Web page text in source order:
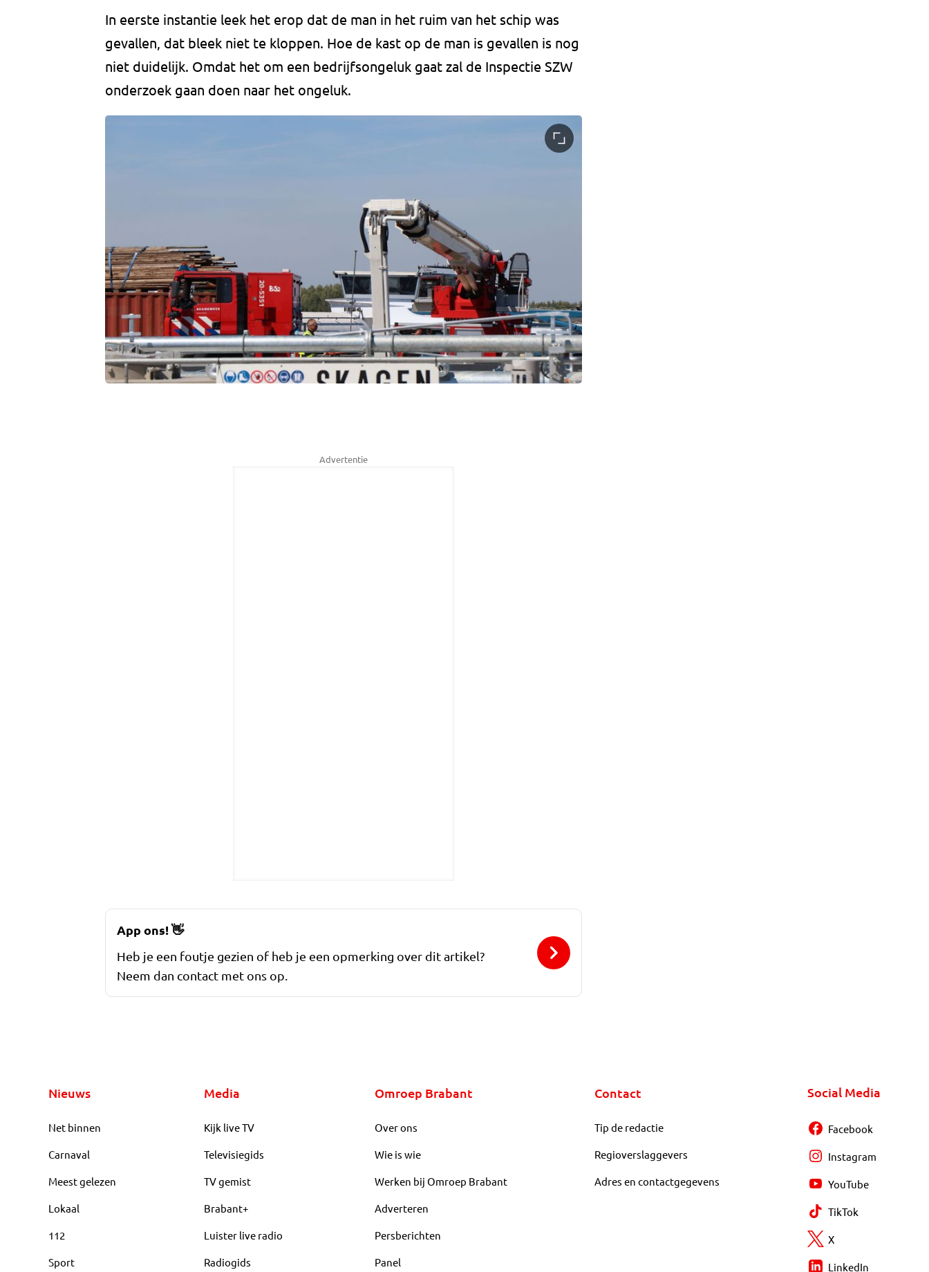
In eerste instantie leek het erop dat de man in het ruim van het schip was
gevallen, dat bleek niet te kloppen. Hoe de kast op de man is gevallen is nog
niet duidelijk. Omdat het om een bedrijfsongeluk gaat zal de Inspectie SZW
onderzoek gaan doen naar het ongeluk.
Advertentie
App ons!👋
Heb je een foutje gezien of heb je een opmerking over dit artikel?
Neem dan contact met ons op.
Nieuws
Net binnen
Carnaval
Meest gelezen
Lokaal
112
Sport
Media
Kijk live TV
Televisiegids
TV gemist
Brabant+
Luister live radio
Radiogids
Omroep Brabant
Over ons
Wie is wie
Werken bij Omroep Brabant
Adverteren
Persberichten
Panel
Contact
Tip de redactie
Regioverslaggevers
Adres en contactgegevens
Social Media
Facebook
Instagram
YouTube
TikTok
X
LinkedIn